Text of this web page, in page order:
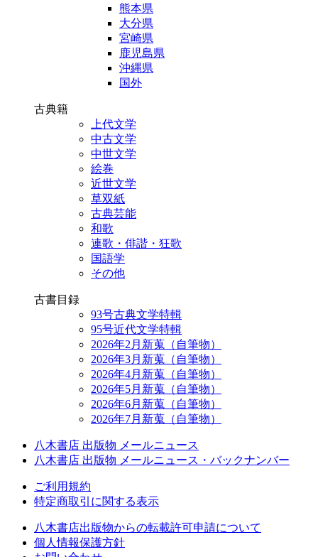
熊本県
大分県
宮崎県
鹿児島県
沖縄県
国外
古典籍
上代文学
中古文学
中世文学
絵巻
近世文学
草双紙
古典芸能
和歌
連歌・俳諧・狂歌
国語学
その他
古書目録
93号古典文学特輯
95号近代文学特輯
2026年2月新蒐（自筆物）
2026年3月新蒐（自筆物）
2026年4月新蒐（自筆物）
2026年5月新蒐（自筆物）
2026年6月新蒐（自筆物）
2026年7月新蒐（自筆物）
八木書店 出版物 メールニュース
八木書店 出版物 メールニュース・バックナンバー
ご利用規約
特定商取引に関する表示
八木書店出版物からの転載許可申請について
個人情報保護方針